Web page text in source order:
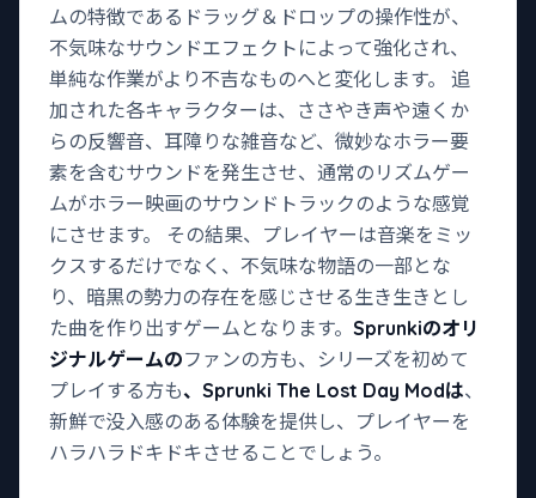
ムの特徴であるドラッグ＆ドロップの操作性が、
不気味なサウンドエフェクトによって強化され、
単純な作業がより不吉なものへと変化します。 追
加された各キャラクターは、ささやき声や遠くか
らの反響音、耳障りな雑音など、微妙なホラー要
素を含むサウンドを発生させ、通常のリズムゲー
ムがホラー映画のサウンドトラックのような感覚
にさせます。 その結果、プレイヤーは音楽をミッ
クスするだけでなく、不気味な物語の一部とな
り、暗黒の勢力の存在を感じさせる生き生きとし
た曲を作り出すゲームとなります。 Sprunkiのオリ
ジナルゲームのファンの方も、シリーズを初めて
プレイする方も、Sprunki The Lost Day Modは、
新鮮で没入感のある体験を提供し、プレイヤーを
ハラハラドキドキさせることでしょう。